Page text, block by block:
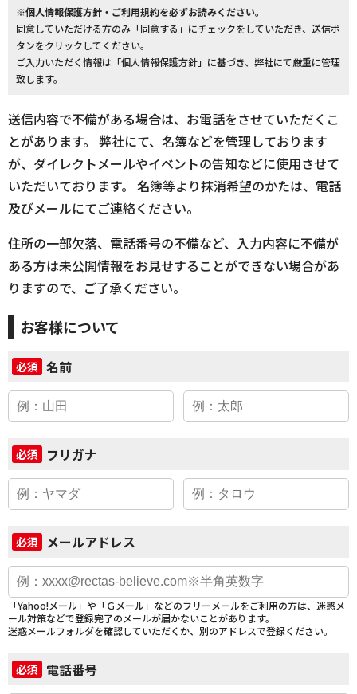
※個人情報保護方針・ご利用規約を必ずお読みください。
同意していただける方のみ「同意する」にチェックをしていただき、送信ボ
タンをクリックしてください。
ご入力いただく情報は「個人情報保護方針」に基づき、弊社にて厳重に管理
致します。
送信内容で不備がある場合は、お電話をさせていただくこ
とがあります。 弊社にて、名簿などを管理しております
が、ダイレクトメールやイベントの告知などに使用させて
いただいております。 名簿等より抹消希望のかたは、電話
及びメールにてご連絡ください。
住所の一部欠落、電話番号の不備など、入力内容に不備が
ある方は未公開情報をお見せすることができない場合があ
りますので、ご了承ください。
お客様について
必須 名前
必須 フリガナ
必須 メールアドレス
「Yahoo!メール」や「Ｇメール」などのフリーメールをご利用の方は、迷惑メ
ール対策などで登録完了のメールが届かないことがあります。
迷惑メールフォルダを確認していただくか、別のアドレスで登録ください。
必須 電話番号